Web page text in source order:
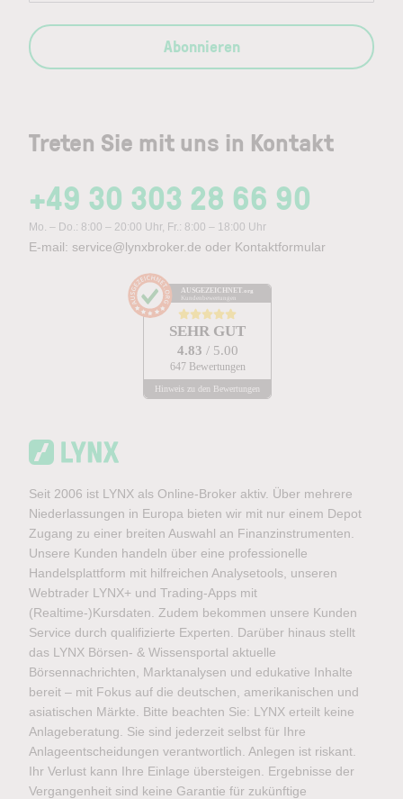
erhalten. Mit der Eröffnung des Demokontos
stimme ich zu, dass LYNX mir regelmäßige
Werbe-E-Mails mit Angeboten, Neuigkeiten und
weiteren Marketingnachrichten zusenden darf. Ich
service@lynxbroker.deabmelden, ohne dass
der telefonischen Kontaktaufnahme durch LYNX
zu. Meine Einwilligung hierzu kann ich jederzeit
per E-Mail anservice@lynxbroker.dewiderrufen.
Datenschutzerklärung.
Gratis Demokonto anfordern
Treten Sie mit uns in Kontakt
+49 30 303 28 66 90
Mo. – Do.: 8:00 – 20:00 Uhr, Fr.: 8:00 – 18:00 Uhr
E-mail: service@lynxbroker.de oder Kontaktformular
AUSGEZEICHNET .org
Kundenbewertungen
SEHR GUT
4.83 / 5.00
647 Bewertungen
Hinweis zu den Bewertungen
Abonnieren
Seit 2006 ist LYNX als Online-Broker aktiv. Über mehrere
Niederlassungen in Europa bieten wir mit nur einem Depot
Zugang zu einer breiten Auswahl an Finanzinstrumenten.
Unsere Kunden handeln über eine professionelle
Handelsplattform mit hilfreichen Analysetools, unseren
Webtrader LYNX+ und Trading-Apps mit
(Realtime-)Kursdaten. Zudem bekommen unsere Kunden
Service durch qualifizierte Experten. Darüber hinaus stellt
das LYNX Börsen- & Wissensportal aktuelle
Börsennachrichten, Marktanalysen und edukative Inhalte
bereit – mit Fokus auf die deutschen, amerikanischen und
asiatischen Märkte. Bitte beachten Sie: LYNX erteilt keine
Anlageberatung. Sie sind jederzeit selbst für Ihre
Anlageentscheidungen verantwortlich. Anlegen ist riskant.
Ihr Verlust kann Ihre Einlage übersteigen. Ergebnisse der
Vergangenheit sind keine Garantie für zukünftige